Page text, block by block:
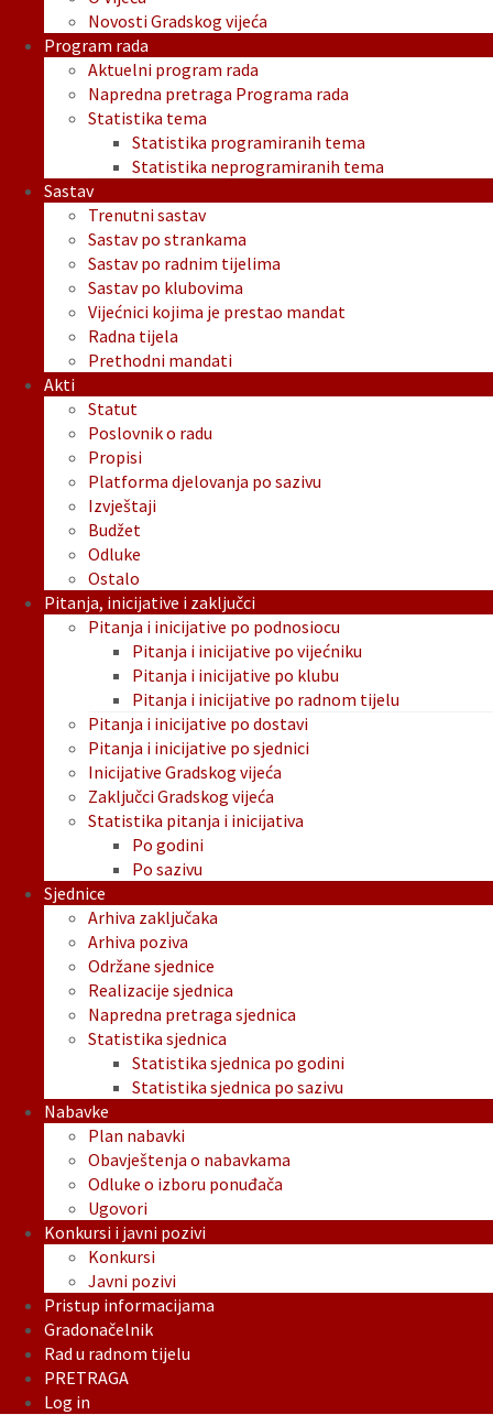
Novosti Gradskog vijeća
Program rada
Aktuelni program rada
Napredna pretraga Programa rada
Statistika tema
Statistika programiranih tema
Statistika neprogramiranih tema
Sastav
Trenutni sastav
Sastav po strankama
Sastav po radnim tijelima
Sastav po klubovima
Vijećnici kojima je prestao mandat
Radna tijela
Prethodni mandati
Akti
Statut
Poslovnik o radu
Propisi
Platforma djelovanja po sazivu
Izvještaji
Budžet
Odluke
Ostalo
Pitanja, inicijative i zaključci
Pitanja i inicijative po podnosiocu
Pitanja i inicijative po vijećniku
Pitanja i inicijative po klubu
Pitanja i inicijative po radnom tijelu
Pitanja i inicijative po dostavi
Pitanja i inicijative po sjednici
Inicijative Gradskog vijeća
Zaključci Gradskog vijeća
Statistika pitanja i inicijativa
Po godini
Po sazivu
Sjednice
Arhiva zaključaka
Arhiva poziva
Održane sjednice
Realizacije sjednica
Napredna pretraga sjednica
Statistika sjednica
Statistika sjednica po godini
Statistika sjednica po sazivu
Nabavke
Plan nabavki
Obavještenja o nabavkama
Odluke o izboru ponuđača
Ugovori
Konkursi i javni pozivi
Konkursi
Javni pozivi
Pristup informacijama
Gradonačelnik
Rad u radnom tijelu
PRETRAGA
Log in